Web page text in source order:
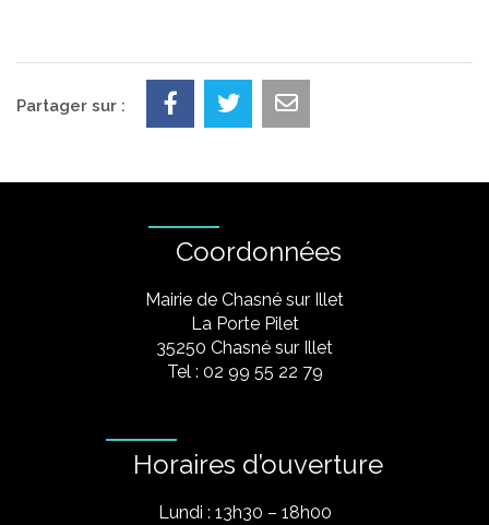
Partager sur :
Coordonnées
Mairie de Chasné sur Illet
La Porte Pilet
35250 Chasné sur Illet
Tel : 02 99 55 22 79
Horaires d’ouverture
Lundi : 13h30 – 18h00